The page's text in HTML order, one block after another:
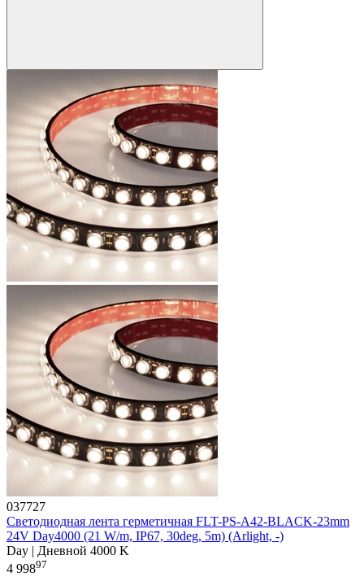
037727
Светодиодная лента герметичная FLT-PS-A42-BLACK-23mm
24V Day4000 (21 W/m, IP67, 30deg, 5m) (Arlight, -)
Day | Дневной 4000 K
4 99897